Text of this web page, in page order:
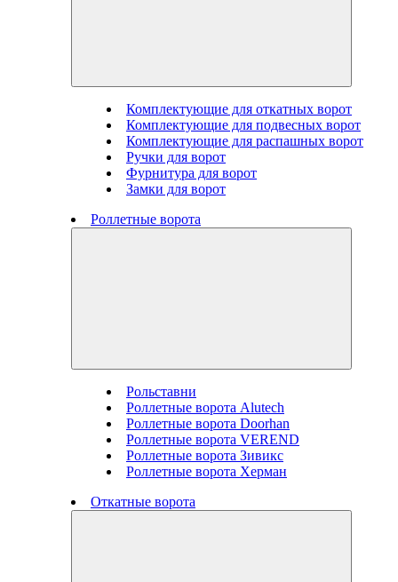
Комплектующие для откатных ворот
Комплектующие для подвесных ворот
Комплектующие для распашных ворот
Ручки для ворот
Фурнитура для ворот
Замки для ворот
Роллетные ворота
Рольставни
Роллетные ворота Alutech
Роллетные ворота Doorhan
Роллетные ворота VEREND
Роллетные ворота Зивикс
Роллетные ворота Херман
Откатные ворота